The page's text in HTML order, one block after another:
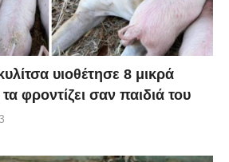
υιοθέτησε 8 μικρά
φροντίζει σαν παιδιά του